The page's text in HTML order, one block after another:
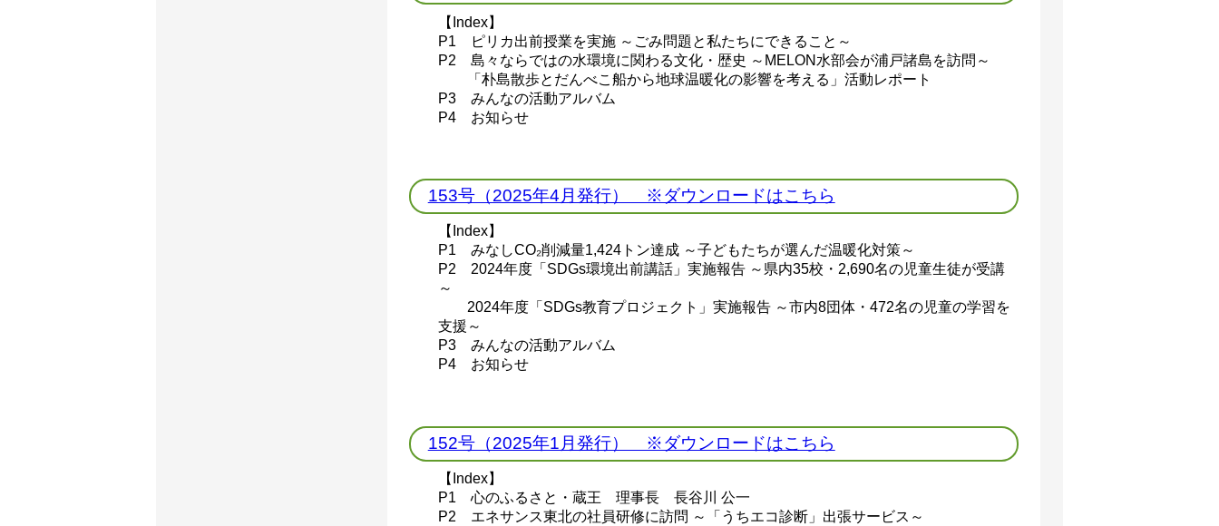
【Index】
P1 ピリカ出前授業を実施 ～ごみ問題と私たちにできること～
P2 島々ならではの水環境に関わる文化・歴史 ～MELON水部会が浦戸諸島を訪問～
「朴島散歩とだんべこ船から地球温暖化の影響を考える」活動レポート
P3 みんなの活動アルバム
P4 お知らせ
153号（2025年4月発行） ※ダウンロードはこちら
【Index】
P1 みなしCO₂削減量1,424トン達成 ～子どもたちが選んだ温暖化対策～
P2 2024年度「SDGs環境出前講話」実施報告 ～県内35校・2,690名の児童生徒が受講
～
2024年度「SDGs教育プロジェクト」実施報告 ～市内8団体・472名の児童の学習を
支援～
P3 みんなの活動アルバム
P4 お知らせ
152号（2025年1月発行） ※ダウンロードはこちら
【Index】
P1 心のふるさと・蔵王 理事長 長谷川 公一
P2 エネサンス東北の社員研修に訪問 ～「うちエコ診断」出張サービス～